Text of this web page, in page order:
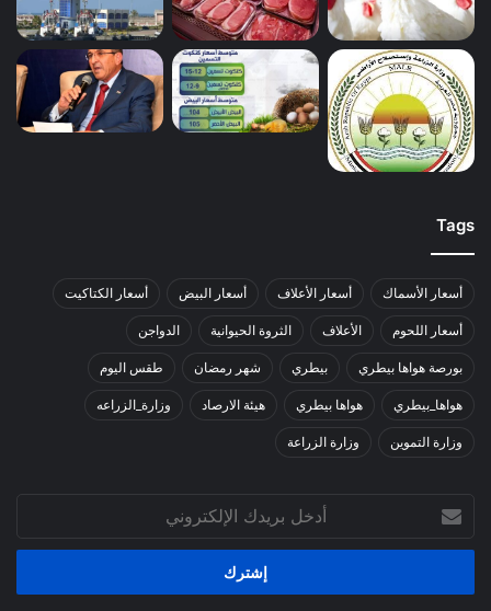
Tags
أسعار الأسماك أسعار الأعلاف أسعار البيض أسعار الكتاكيت
أسعار اللحوم الأعلاف الثروة الحيوانية الدواجن
بورصة هواها بيطري بيطري شهر رمضان طقس اليوم
هواها_بيطري هواها بيطري هيئة الارصاد وزارة_الزراعه
وزارة التموين وزارة الزراعة
بريدك
الإلكتروني